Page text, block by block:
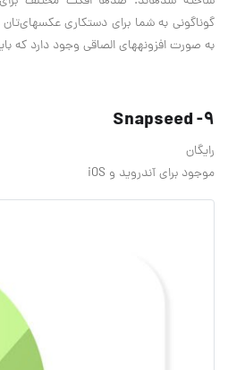
به صورت افزونه‎های الصاقی وجود دارد که باید آنها را جداگانه خریداری کنید.
9- Snapseed
رایگان
موجود برای آندروید و iOS